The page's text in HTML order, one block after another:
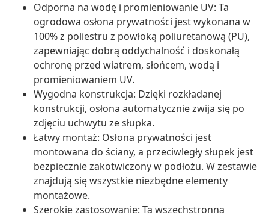
Odporna na wodę i promieniowanie UV: Ta
ogrodowa osłona prywatności jest wykonana w
100% z poliestru z powłoką poliuretanową (PU),
zapewniając dobrą oddychalność i doskonałą
ochronę przed wiatrem, słońcem, wodą i
promieniowaniem UV.
Wygodna konstrukcja: Dzięki rozkładanej
konstrukcji, osłona automatycznie zwija się po
zdjęciu uchwytu ze słupka.
Łatwy montaż: Osłona prywatności jest
montowana do ściany, a przeciwległy słupek jest
bezpiecznie zakotwiczony w podłożu. W zestawie
znajdują się wszystkie niezbędne elementy
montażowe.
Szerokie zastosowanie: Ta wszechstronna